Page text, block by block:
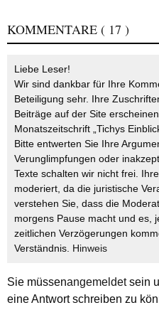
KOMMENTARE ( 17 )
Liebe Leser!
Wir sind dankbar für Ihre
Beteiligung sehr. Ihre
Beiträge auf der Site
Monatszeitschrift „Tichys
Bitte entwerten Sie Ihre
Verunglimpfungen oder
Texte schalten wir nicht frei.
moderiert, da die juristische
verstehen Sie, dass die
morgens Pause macht und es,
zeitlichen Verzögerungen
Verständnis. Hinweis
Sie müssenangemeldetsein
eine Antwort schreiben zu